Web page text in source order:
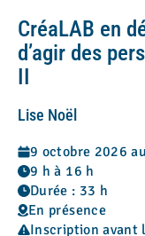
CréaLAB en
d’agir des
II
Lise Noël
9 octobre 2026
9 h à 16 h
Durée : 33 h
En présence
Inscription avant